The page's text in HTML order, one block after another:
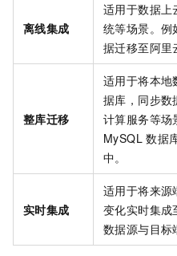
离线集成
适用于数据上
统等场景。例
据迁移至阿里
整库迁移
适用于将本地
据库，同步数
计算服务等场
MySQL 数据
中。
实时集成
适用于将来源
变化实时集成
数据源与目标